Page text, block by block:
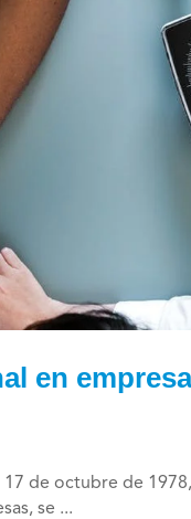
en
de octubre de
se ...